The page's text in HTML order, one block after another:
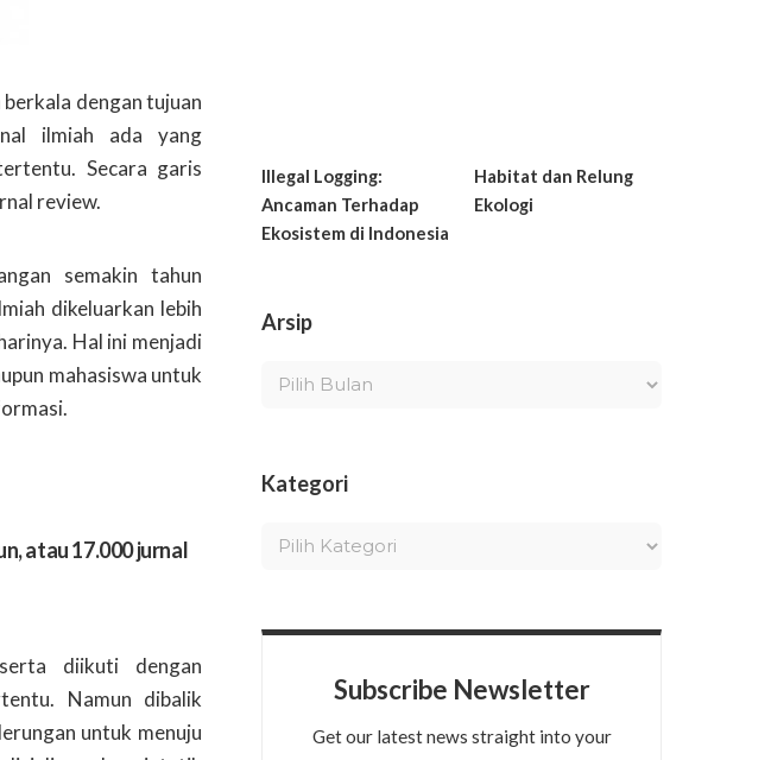
dengan tujuan
ilmiah ada yang
Secara garis
review.
semakin tahun
dikeluarkan lebih
Hal ini menjadi
mahasiswa untuk
atau 17.000 jurnal
diikuti dengan
Namun dibalik
untuk menuju
Illegal Logging:
Ancaman Terhadap
Ekosistem di Indonesia
Habitat dan Relung
Ekologi
Arsip
Kategori
Subscribe Newsletter
Get our latest news straight into your